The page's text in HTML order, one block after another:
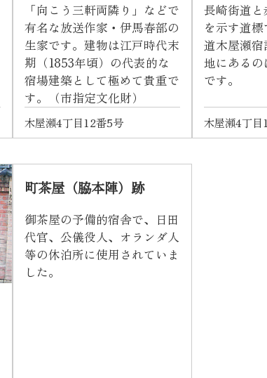
「向こう三軒両隣り」などで
有名な放送作家・伊馬春部の
生家です。建物は江戸時代末
期（1853年頃）の代表的な
宿場建築として極めて貴重で
す。（市指定文化財）
木屋瀬4丁目12番5号
長崎街道
を示す道
道木屋瀬
地にある
です。
木屋瀬4丁目
町茶屋（脇本陣）跡
御茶屋の予備的宿舎で、日田
代官、公儀役人、オランダ人
等の休泊所に使用されていま
した。